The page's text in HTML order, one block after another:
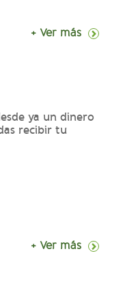
+ Ver más
ya un dinero
recibir tu
+ Ver más